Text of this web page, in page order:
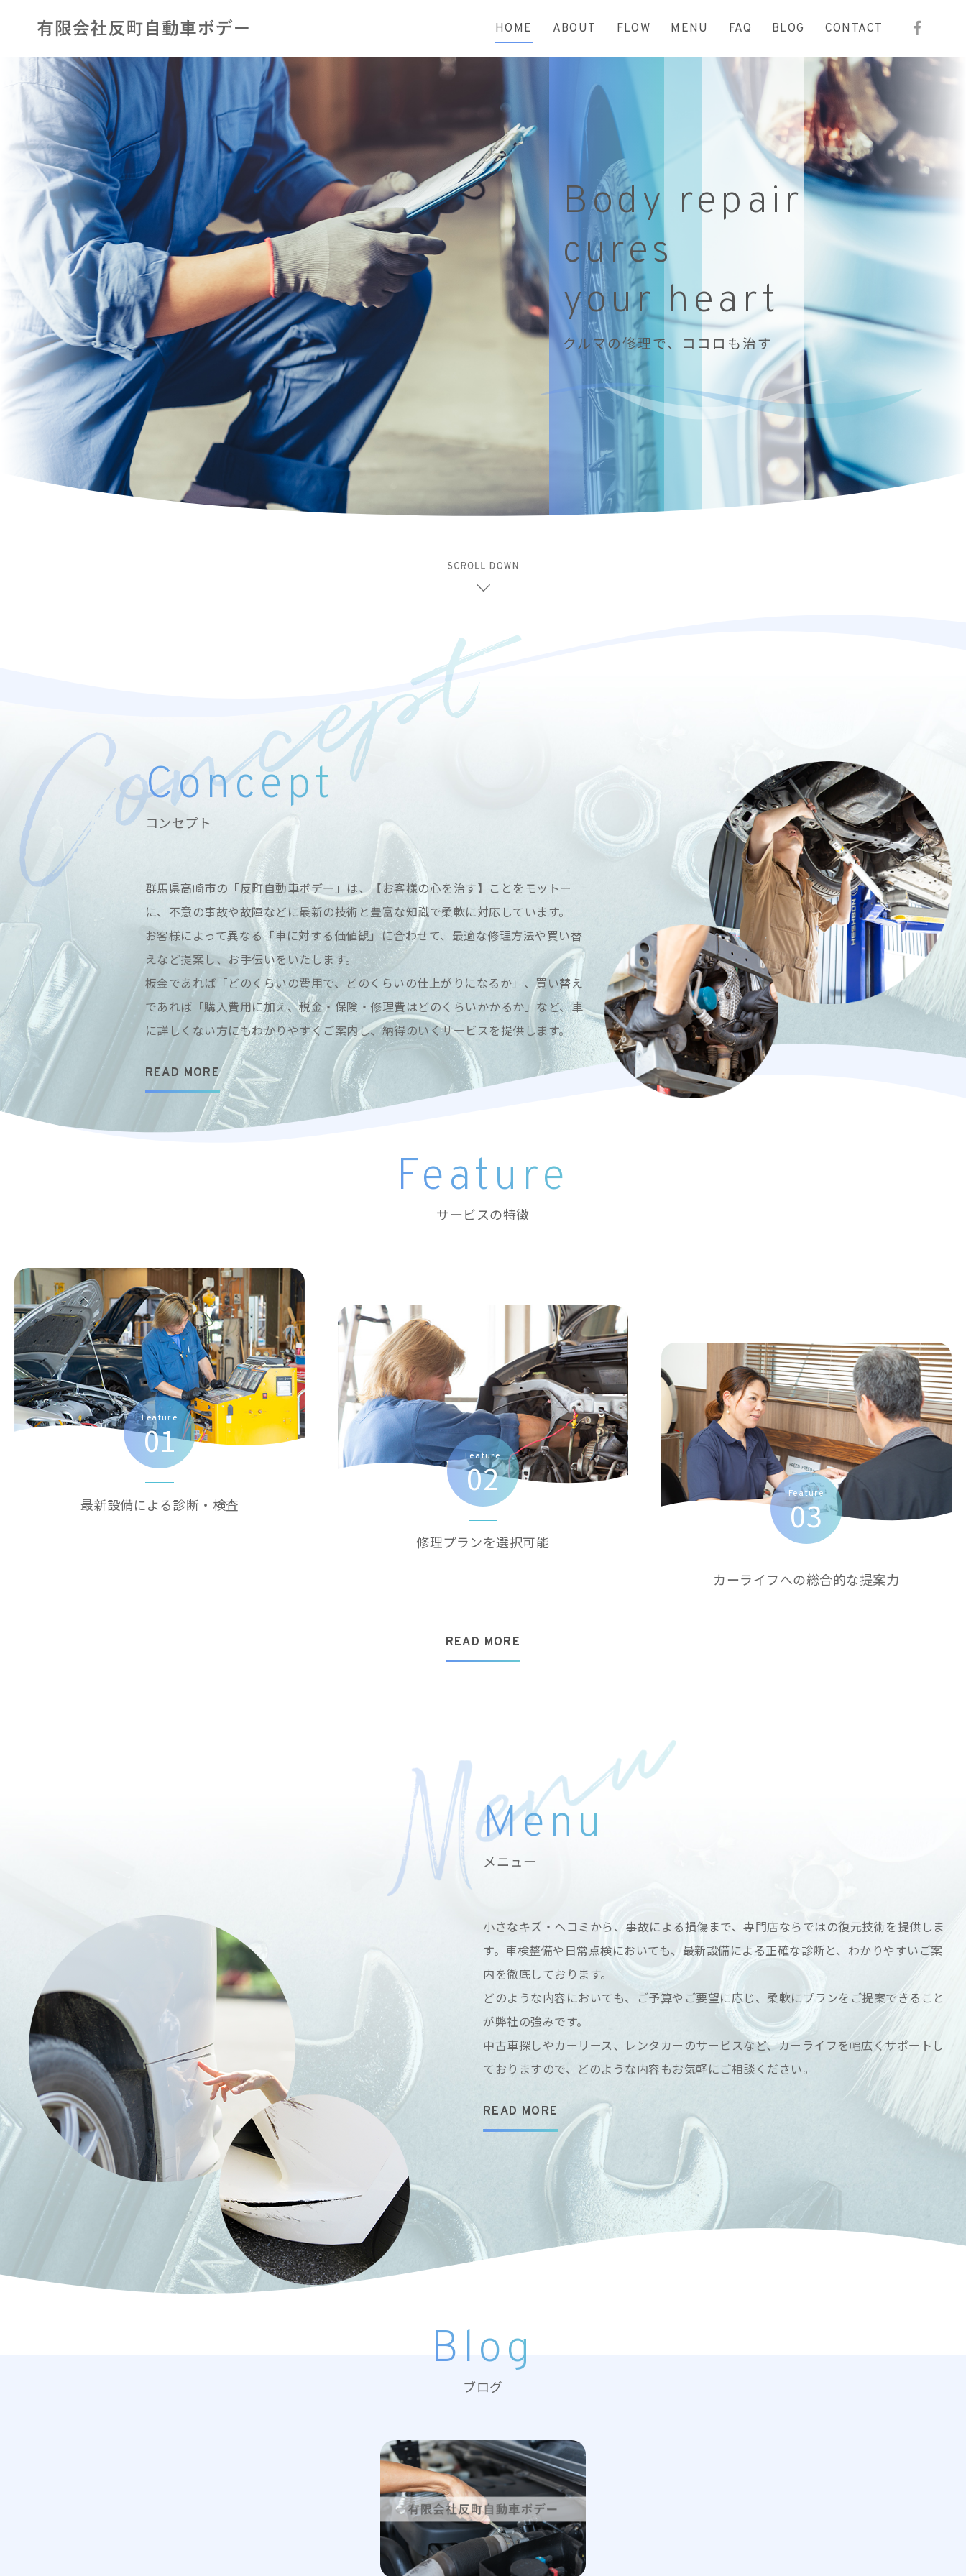
HOME ABOUT FLOW MENU FAQ BLOG CONTACT
Body repair
cures
your heart
クルマの修理で、ココロも治す
Concept
コンセプト
群馬県高崎市の「反町自動車ボデー」は、【お客様の心を治す】ことをモットー
に、不意の事故や故障などに最新の技術と豊富な知識で柔軟に対応しています。
お客様によって異なる「車に対する価値観」に合わせて、最適な修理方法や買い替
えなど提案し、お手伝いをいたします。
板金であれば「どのくらいの費用で、どのくらいの仕上がりになるか」、買い替え
であれば「購入費用に加え、税金・保険・修理費はどのくらいかかるか」など、車
に詳しくない方にもわかりやすくご案内し、納得のいくサービスを提供します。
READ MORE
Feature
サービスの特徴
最新設備による診断・検査
Feature
01
修理プランを選択可能
Feature
02
カーライフへの総合的な提案力
Feature
03
READ MORE
Menu
メニュー
小さなキズ・ヘコミから、事故による損傷まで、専門店ならではの復元技術を提供しま
す。車検整備や日常点検においても、最新設備による正確な診断と、わかりやすいご案
内を徹底しております。
どのような内容においても、ご予算やご要望に応じ、柔軟にプランをご提案できること
が弊社の強みです。
中古車探しやカーリース、レンタカーのサービスなど、カーライフを幅広くサポートし
ておりますので、どのような内容もお気軽にご相談ください。
READ MORE
Blog
ブログ